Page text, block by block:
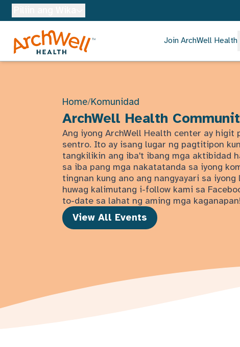
Skip to Main Content
Join ArchWell Health
Home/Komunidad
ArchWell Health
Ang iyong ArchWell Health center ay higit
sentro. Ito ay isang lugar ng pagtitipon
tangkilikin ang iba't ibang mga aktibidad
sa iba pang mga nakatatanda sa iyong
tingnan kung ano ang nangyayari sa
huwag kalimutang i-follow kami sa
to-date sa lahat ng aming mga kaganapan!
View All Events